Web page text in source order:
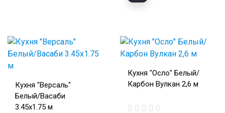
Кухня "Версаль"
Белый/Васаби
3.45х1.75 м
Кухня "Осло" Белый/
Карбон Вулкан 2,6 м